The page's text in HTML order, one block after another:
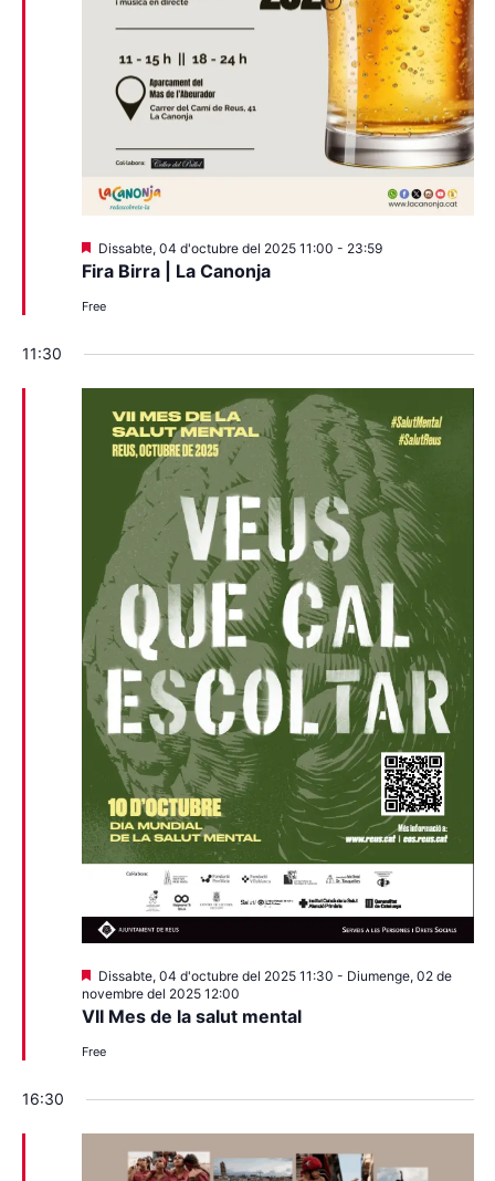
Fira Birra | La Canonja
Destacats
Dissabte, 04 d'octubre del 2025 11:00 - 23:59
Free
11:30
VII Mes de la salut mental
Destacats
Dissabte, 04 d'octubre del 2025 11:30 - Diumenge, 02 de
novembre del 2025 12:00
Free
16:30